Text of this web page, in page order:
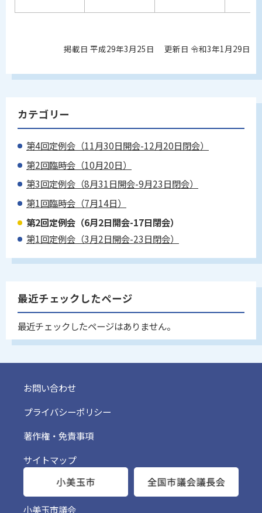
掲載日 平成29年3月25日 更新日 令和3年1月29日
カテゴリー
第4回定例会（11月30日開会-12月20日閉会）
第2回臨時会（10月20日）
第3回定例会（8月31日開会-9月23日閉会）
第1回臨時会（7月14日）
第2回定例会（6月2日開会-17日閉会）
第1回定例会（3月2日開会-23日閉会）
最近チェックしたページ
最近チェックしたページはありません。
小美玉市議会
お問い合わせ
プライバシーポリシー
著作権・免責事項
サイトマップ